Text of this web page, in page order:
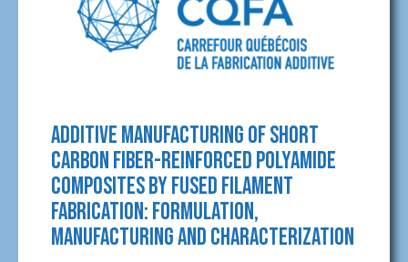
ADDITIVE MANUFACTURING OF SHORT
CARBON FIBER-REINFORCED POLYAMIDE
COMPOSITES BY FUSED FILAMENT
FABRICATION: FORMULATION,
MANUFACTURING AND CHARACTERIZATION